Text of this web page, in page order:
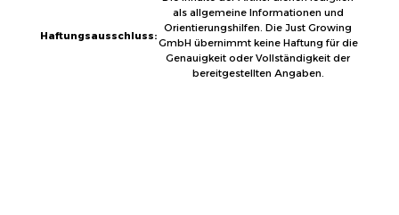
Haftungsausschluss:
als allgemeine Informationen und
Orientierungshilfen. Die Just Growing
GmbH übernimmt keine Haftung für die
Genauigkeit oder Vollständigkeit der
bereitgestellten Angaben.